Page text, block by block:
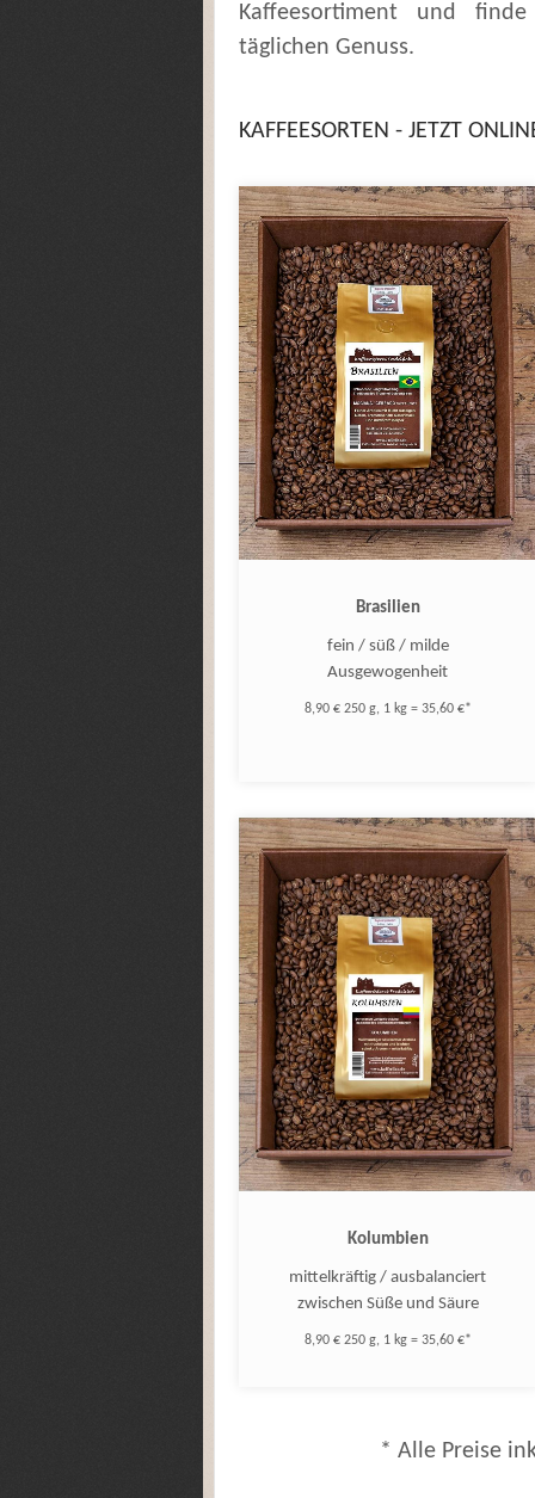
Kaffeesortiment und
täglichen Genuss.
KAFFEESORTEN - JETZT
Brasilien
fein / süß / milde
Ausgewogenheit
8,90 € 250 g, 1 kg = 35,60 €*
Kolumbien
mittelkräftig / ausbalanciert
zwischen Süße und Säure
8,90 € 250 g, 1 kg = 35,60 €*
* Alle Preise